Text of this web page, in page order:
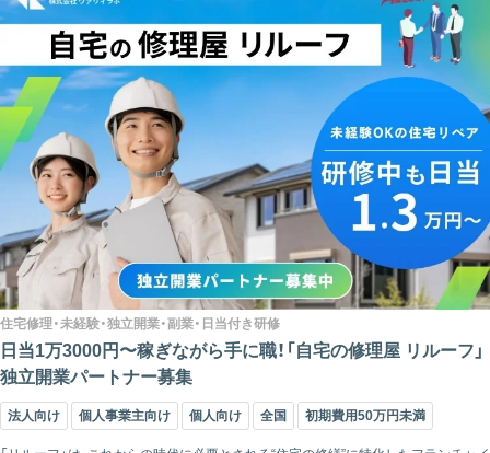
住宅修理・未経験・独立開業・副業・日当付き研修
日当1万3000円〜稼ぎながら手に職！「自宅の修理屋 リルーフ」
独立開業パートナー募集
法人向け 個人事業主向け 個人向け 全国 初期費用50万円未満